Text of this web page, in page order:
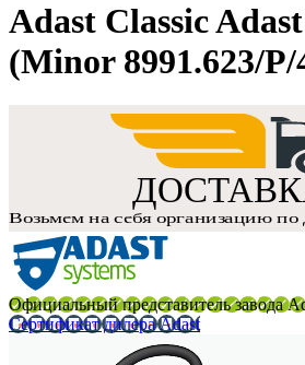
Adast Classic
(Minor 8991.623/P/
Официальный представитель завода
Сертификат дилера Adast